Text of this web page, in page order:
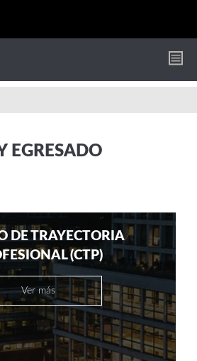
EGRESADO
DE TRAYECTORIA
(CTP)
Ver más